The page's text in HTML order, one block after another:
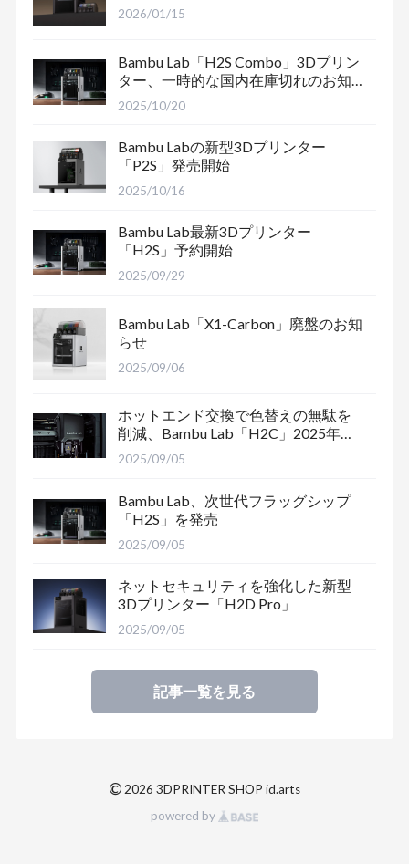
2026/01/15
Bambu Lab「H2S Combo」3Dプリン
ター、一時的な国内在庫切れのお知
らせ
2025/10/20
Bambu Labの新型3Dプリンター
「P2S」発売開始
2025/10/16
Bambu Lab最新3Dプリンター
「H2S」予約開始
2025/09/29
Bambu Lab「X1-Carbon」廃盤のお知
らせ
2025/09/06
ホットエンド交換で色替えの無駄を
削減、Bambu Lab「H2C」2025年末
出荷予定
2025/09/05
Bambu Lab、次世代フラッグシップ
「H2S」を発売
2025/09/05
ネットセキュリティを強化した新型
3Dプリンター「H2D Pro」
2025/09/05
記事一覧を見る
© 2026 3DPRINTER SHOP id.arts
powered by